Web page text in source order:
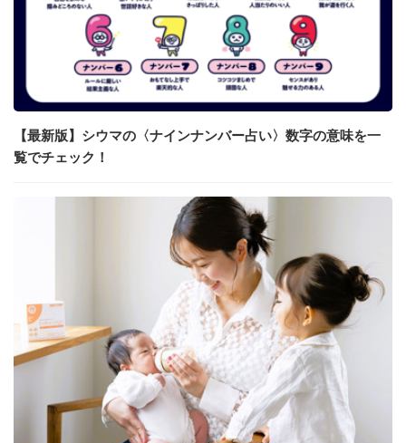
【最新版】シウマの〈ナインナンバー占い〉数字の意味を一
覧でチェック！